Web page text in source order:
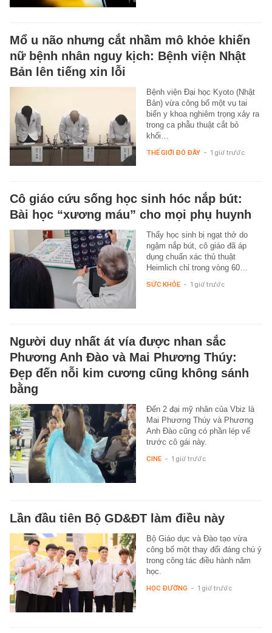
Mổ u não nhưng cắt nhầm mô khỏe khiến
nữ bệnh nhân nguy kịch: Bệnh viện Nhật
Bản lên tiếng xin lỗi
Bệnh viện Đại học Kyoto (Nhật
Bản) vừa công bố một vụ tai
biến y khoa nghiêm trọng xảy ra
trong ca phẫu thuật cắt bỏ
khối…
THẾ GIỚI ĐÓ ĐÂY - 1 giờ trước
Cô giáo cứu sống học sinh hóc nắp bút:
Bài học “xương máu” cho mọi phụ huynh
Thấy học sinh bị ngạt thở do
ngậm nắp bút, cô giáo đã áp
dụng chuẩn xác thủ thuật
Heimlich chỉ trong vòng 60…
SỨC KHỎE - 1 giờ trước
Người duy nhất át vía được nhan sắc
Phương Anh Đào và Mai Phương Thúy:
Đẹp đến nỗi kim cương cũng không sánh
bằng
Đến 2 đại mỹ nhân của Vbiz là
Mai Phương Thúy và Phương
Anh Đào cũng có phần lép vế
trước cô gái này.
CINE - 1 giờ trước
Lần đầu tiên Bộ GD&ĐT làm điều này
Bộ Giáo dục và Đào tạo vừa
công bố một thay đổi đáng chú ý
trong công tác điều hành năm
học.
HỌC ĐƯỜNG - 1 giờ trước